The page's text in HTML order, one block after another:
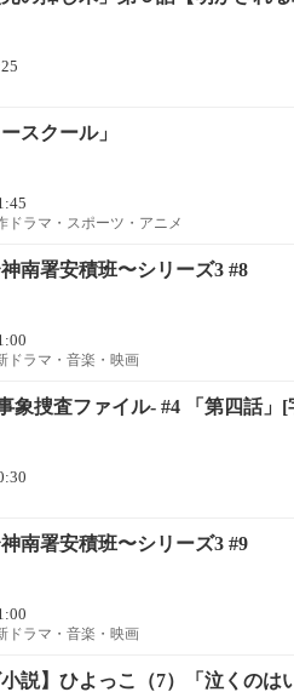
スクール」
ドラマ・スポーツ・アニメ
南署安積班〜シリーズ3 #8
ドラマ・音楽・映画
象捜査ファイル- #4 「第四話」[
南署安積班〜シリーズ3 #9
ドラマ・音楽・映画
小説】ひよっこ（7）「泣くの